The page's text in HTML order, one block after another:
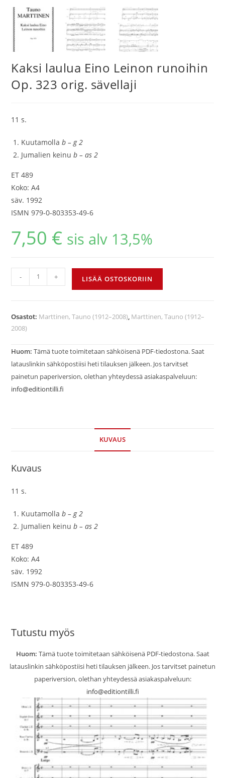
Kaksi laulua Eino Leinon runoihin
Op. 323 orig. sävellaji
11 s.
Kuutamollab – g 2
Jumalien keinub – as 2
ET 489
Koko: A4
säv. 1992
ISMN 979-0-803353-49-6
7,50 € sis alv 13,5%
- + LISÄÄ OSTOSKORIIN
Osastot: Marttinen, Tauno (1912–2008) Marttinen, Tauno (1912–
2008)
Huom: Tämä tuote toimitetaan sähköisenä PDF-tiedostona. Saat
latauslinkin sähköpostiisi heti tilauksen jälkeen. Jos tarvitset
painetun paperiversion, olethan yhteydessä asiakaspalveluun:
info@editiontilli.fi
KUVAUS
Kuvaus
11 s.
Kuutamollab – g 2
Jumalien keinub – as 2
ET 489
Koko: A4
säv. 1992
ISMN 979-0-803353-49-6
Tutustu myös
Huom: Tämä tuote toimitetaan sähköisenä PDF-tiedostona. Saat
latauslinkin sähköpostiisi heti tilauksen jälkeen. Jos tarvitset painetun
paperiversion, olethan yhteydessä asiakaspalveluun:
info@editiontilli.fi